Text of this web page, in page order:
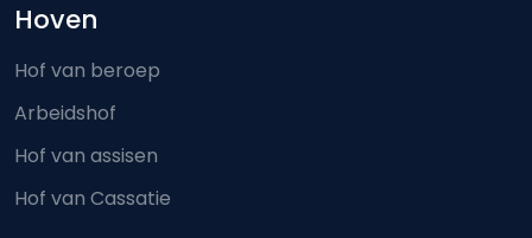
Hoven
Hof van beroep
Arbeidshof
Hof van assisen
Hof van Cassatie